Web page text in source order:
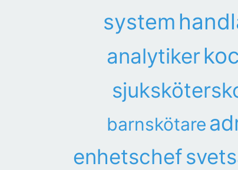
system
analytiker
barnskötare
enhetschef